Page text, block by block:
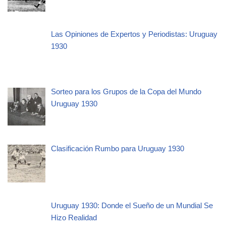
Las Opiniones de Expertos y Periodistas: Uruguay
1930
Sorteo para los Grupos de la Copa del Mundo
Uruguay 1930
Clasificación Rumbo para Uruguay 1930
Uruguay 1930: Donde el Sueño de un Mundial Se
Hizo Realidad